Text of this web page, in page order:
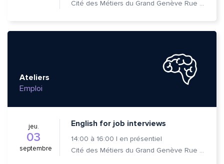
Cité des Métiers du Grand Genève Rue Prévost-Martin 6 1205 Genève
Ateliers
Emploi
jeu.
03
septembre
English for job interviews
14:00 à 16:00 | en présentiel
Cité des Métiers du Grand Genève Rue Prévost-Martin 6 1205 Genève